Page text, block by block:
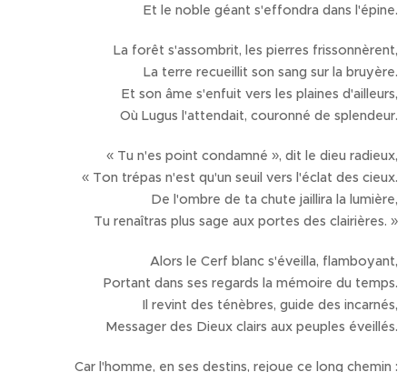
Et le noble géant s'effondra dans l'épine.
La forêt s'assombrit, les pierres frissonnèrent,
La terre recueillit son sang sur la bruyère.
Et son âme s'enfuit vers les plaines d'ailleurs,
Où Lugus l'attendait, couronné de splendeur.
« Tu n'es point condamné », dit le dieu radieux,
« Ton trépas n'est qu'un seuil vers l'éclat des cieux.
De l'ombre de ta chute jaillira la lumière,
Tu renaîtras plus sage aux portes des clairières. »
Alors le Cerf blanc s'éveilla, flamboyant,
Portant dans ses regards la mémoire du temps.
Il revint des ténèbres, guide des incarnés,
Messager des Dieux clairs aux peuples éveillés.
Car l'homme, en ses destins, rejoue ce long chemin :